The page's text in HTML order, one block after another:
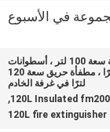
أسطوانات FM200 معزولة سعة 100 لتر ، أسطوانات
FM200 معزولة سعة 120 لترًا ، مطفأة حريق سعة 120
لترًا في غرفة الخادم
120L Insulated
,
120L fire